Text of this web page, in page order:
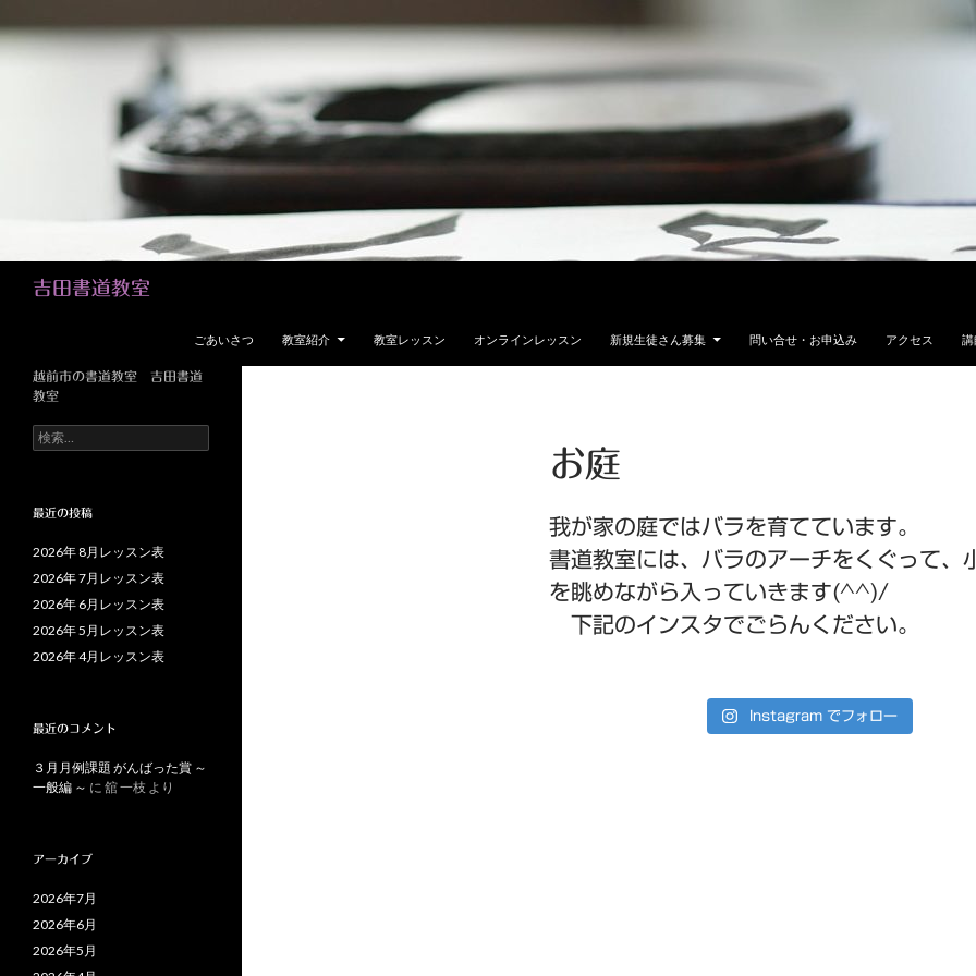
吉田書道教室
ごあいさつ
教室紹介 教室レッスン オンラインレッスン 新規生徒さん募集 問い合せ・お申込み アクセス 講
お庭
我が家の庭ではバラを育てています。
書道教室には、バラのアーチをくぐって、
を眺めながら入っていきます(^^)/
下記のインスタでごらんください。
Instagram でフォロー
越前市の書道教室 吉田書道
教室
検
索:
最近の投稿
2026年 8月レッスン表
2026年 7月レッスン表
2026年 6月レッスン表
2026年 5月レッスン表
2026年 4月レッスン表
最近のコメント
３月月例課題 がんばった賞 ～
一般編 ～ に 舘 一枝 より
アーカイブ
2026年7月
2026年6月
2026年5月